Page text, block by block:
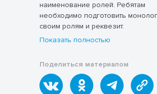
наименование ролей. Ребятам
необходимо подготовить
своим ролям и реквезит.
Показать полностью
Поделиться материалом